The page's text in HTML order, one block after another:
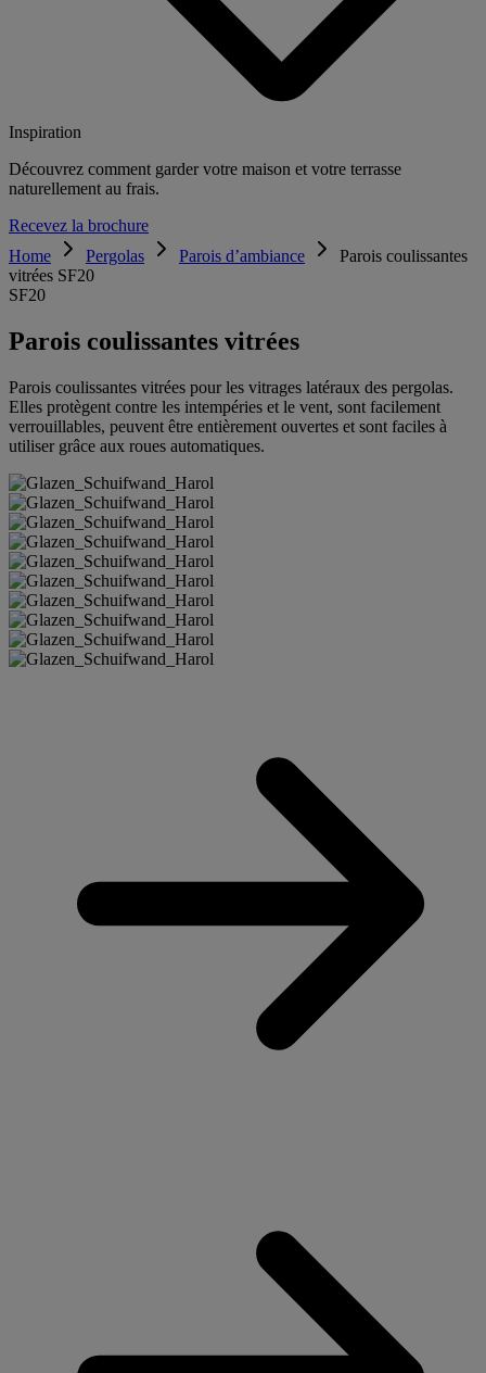
Inspiration
Découvrez comment garder votre maison et votre terrasse
naturellement au frais.
Recevez la brochure
Home
Pergolas Parois d’ambiance
Parois coulissantes
vitrées SF20
SF20
Parois coulissantes vitrées
Parois coulissantes vitrées pour les vitrages latéraux des pergolas.
Elles protègent contre les intempéries et le vent, sont facilement
verrouillables, peuvent être entièrement ouvertes et sont faciles à
utiliser grâce aux roues automatiques.